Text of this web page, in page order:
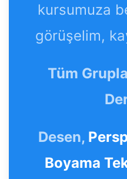
kursumuza
görüşelim,
Tüm
Desen,
Boyama